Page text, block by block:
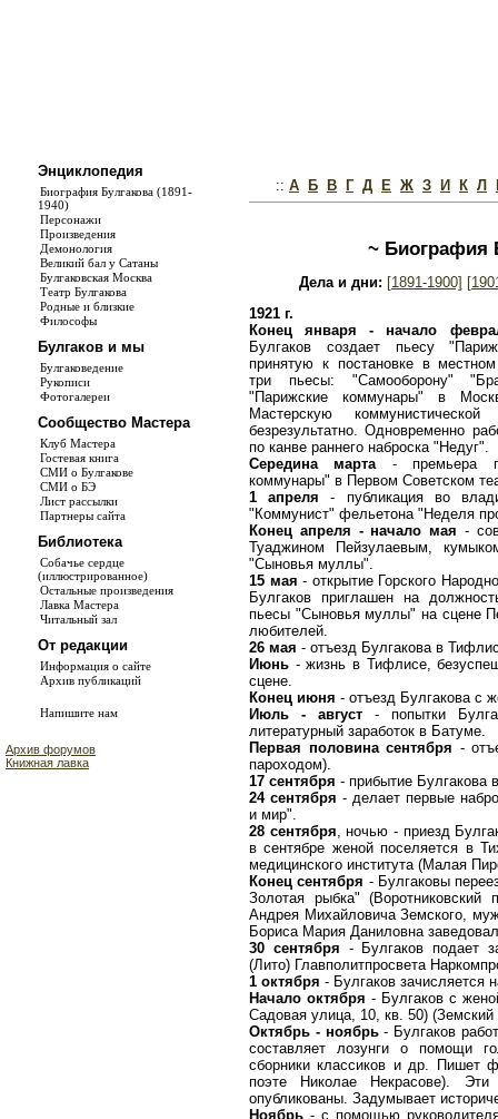
Энциклопедия
Биография Булгакова (1891-
1940)
Персонажи
Произведения
Демонология
Великий бал у Сатаны
Булгаковская Москва
Театр Булгакова
Родные и близкие
Философы
Булгаков и мы
Булгаковедение
Рукописи
Фотогалереи
Сообщество Мастера
Клуб Мастера
Гостевая книга
СМИ о Булгакове
СМИ о БЭ
Лист рассылки
Партнеры сайта
Библиотека
Собачье сердце
(иллюстрированное)
Остальные произведения
Лавка Мастера
Читальный зал
От редакции
Информация о сайте
Архив публикаций
Напишите нам
Архив форумов
Книжная лавка
:: А Б В Г Д Е Ж З И К Л
~ Биография
Дела и дни: [1891-1900]
1921 г.
Конец января - начало
Булгаков создает пьесу
принятую к постановке в
три пьесы: "Самооборону"
"Парижские коммунары" в
Мастерскую
безрезультатно. Одновременно
по канве раннего наброска "Недуг".
Середина марта - премьера
коммунары" в Первом Советском
1 апреля - публикация во
"Коммунист" фельетона "Неделя
Конец апреля - начало мая -
Туаджином Пейзулаевым,
"Сыновья муллы".
15 мая - открытие Горского
Булгаков приглашен на
пьесы "Сыновья муллы" на сцене
любителей.
26 мая - отъезд Булгакова в
Июнь - жизнь в Тифлисе,
сцене.
Конец июня - отъезд Булгакова с
Июль - август- попытки
литературный заработок в Батуме.
Первая половина сентября -
пароходом).
17 сентября - прибытие Булгакова
24 сентября - делает первые
и мир".
28 сентября , ночью - приезд
в сентябре женой поселяется в
медицинского института (Малая
Конец сентября - Булгаковы
Золотая рыбка"
Андрея Михайловича Земского,
Бориса Мария Даниловна
30 сентября - Булгаков подает
(Лито) Главполитпросвета
1 октября - Булгаков зачисляется
Начало октября - Булгаков с
Садовая улица, 10, кв. 50)
Октябрь - ноябрь- Булгаков
составляет лозунги о помощи
сборники классиков и др. Пишет
поэте Николае Некрасове).
опубликованы. Задумывает
Ноябрь - с помощью